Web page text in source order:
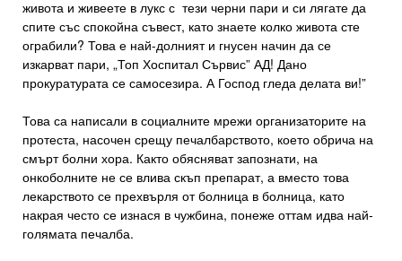
живота и живеете в лукс с тези черни пари и си лягате да
спите със спокойна съвест, като знаете колко живота сте
ограбили? Това е най-долният и гнусен начин да се
изкарват пари, „Топ Хоспитал Сървис” АД! Дано
прокуратурата се самосезира. А Господ гледа делата ви!”
Това са написали в социалните мрежи организаторите на
протеста, насочен срещу печалбарството, което обрича на
смърт болни хора. Както обясняват запознати, на
онкоболните не се влива скъп препарат, а вместо това
лекарството се прехвърля от болница в болница, като
накрая често се изнася в чужбина, понеже оттам идва най-
голямата печалба.